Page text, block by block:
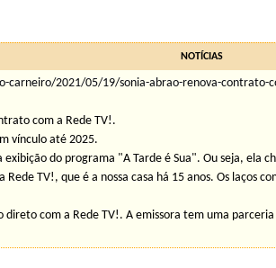
NOTÍCIAS
carneiro/2021/05/19/sonia-abrao-renova-contrato-
com a Rede TV!.
vínculo até 2025.
do programa "A Tarde é Sua". Ou seja, ela
TV!, que é a nossa casa há 15 anos. Os laços
com a Rede TV!. A emissora tem uma